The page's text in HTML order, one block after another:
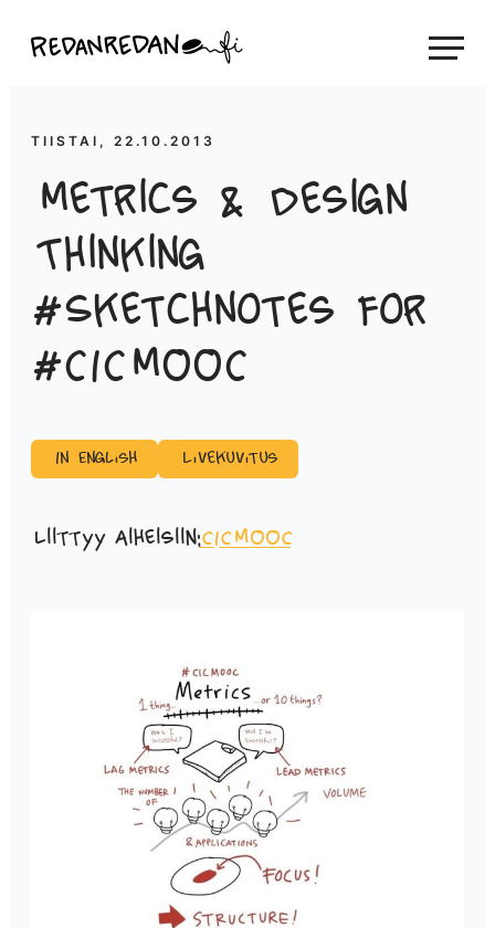
suoraan
Linda Saukko-Rauta, Redanredan Oy
piirrosvideoita
TIISTAI, 22.10.2013
Metrics & Design
Thinking
#Sketchnotes for
#CICMOOC
In English Livekuvitus
Liittyy aiheisiin:CICMOOC